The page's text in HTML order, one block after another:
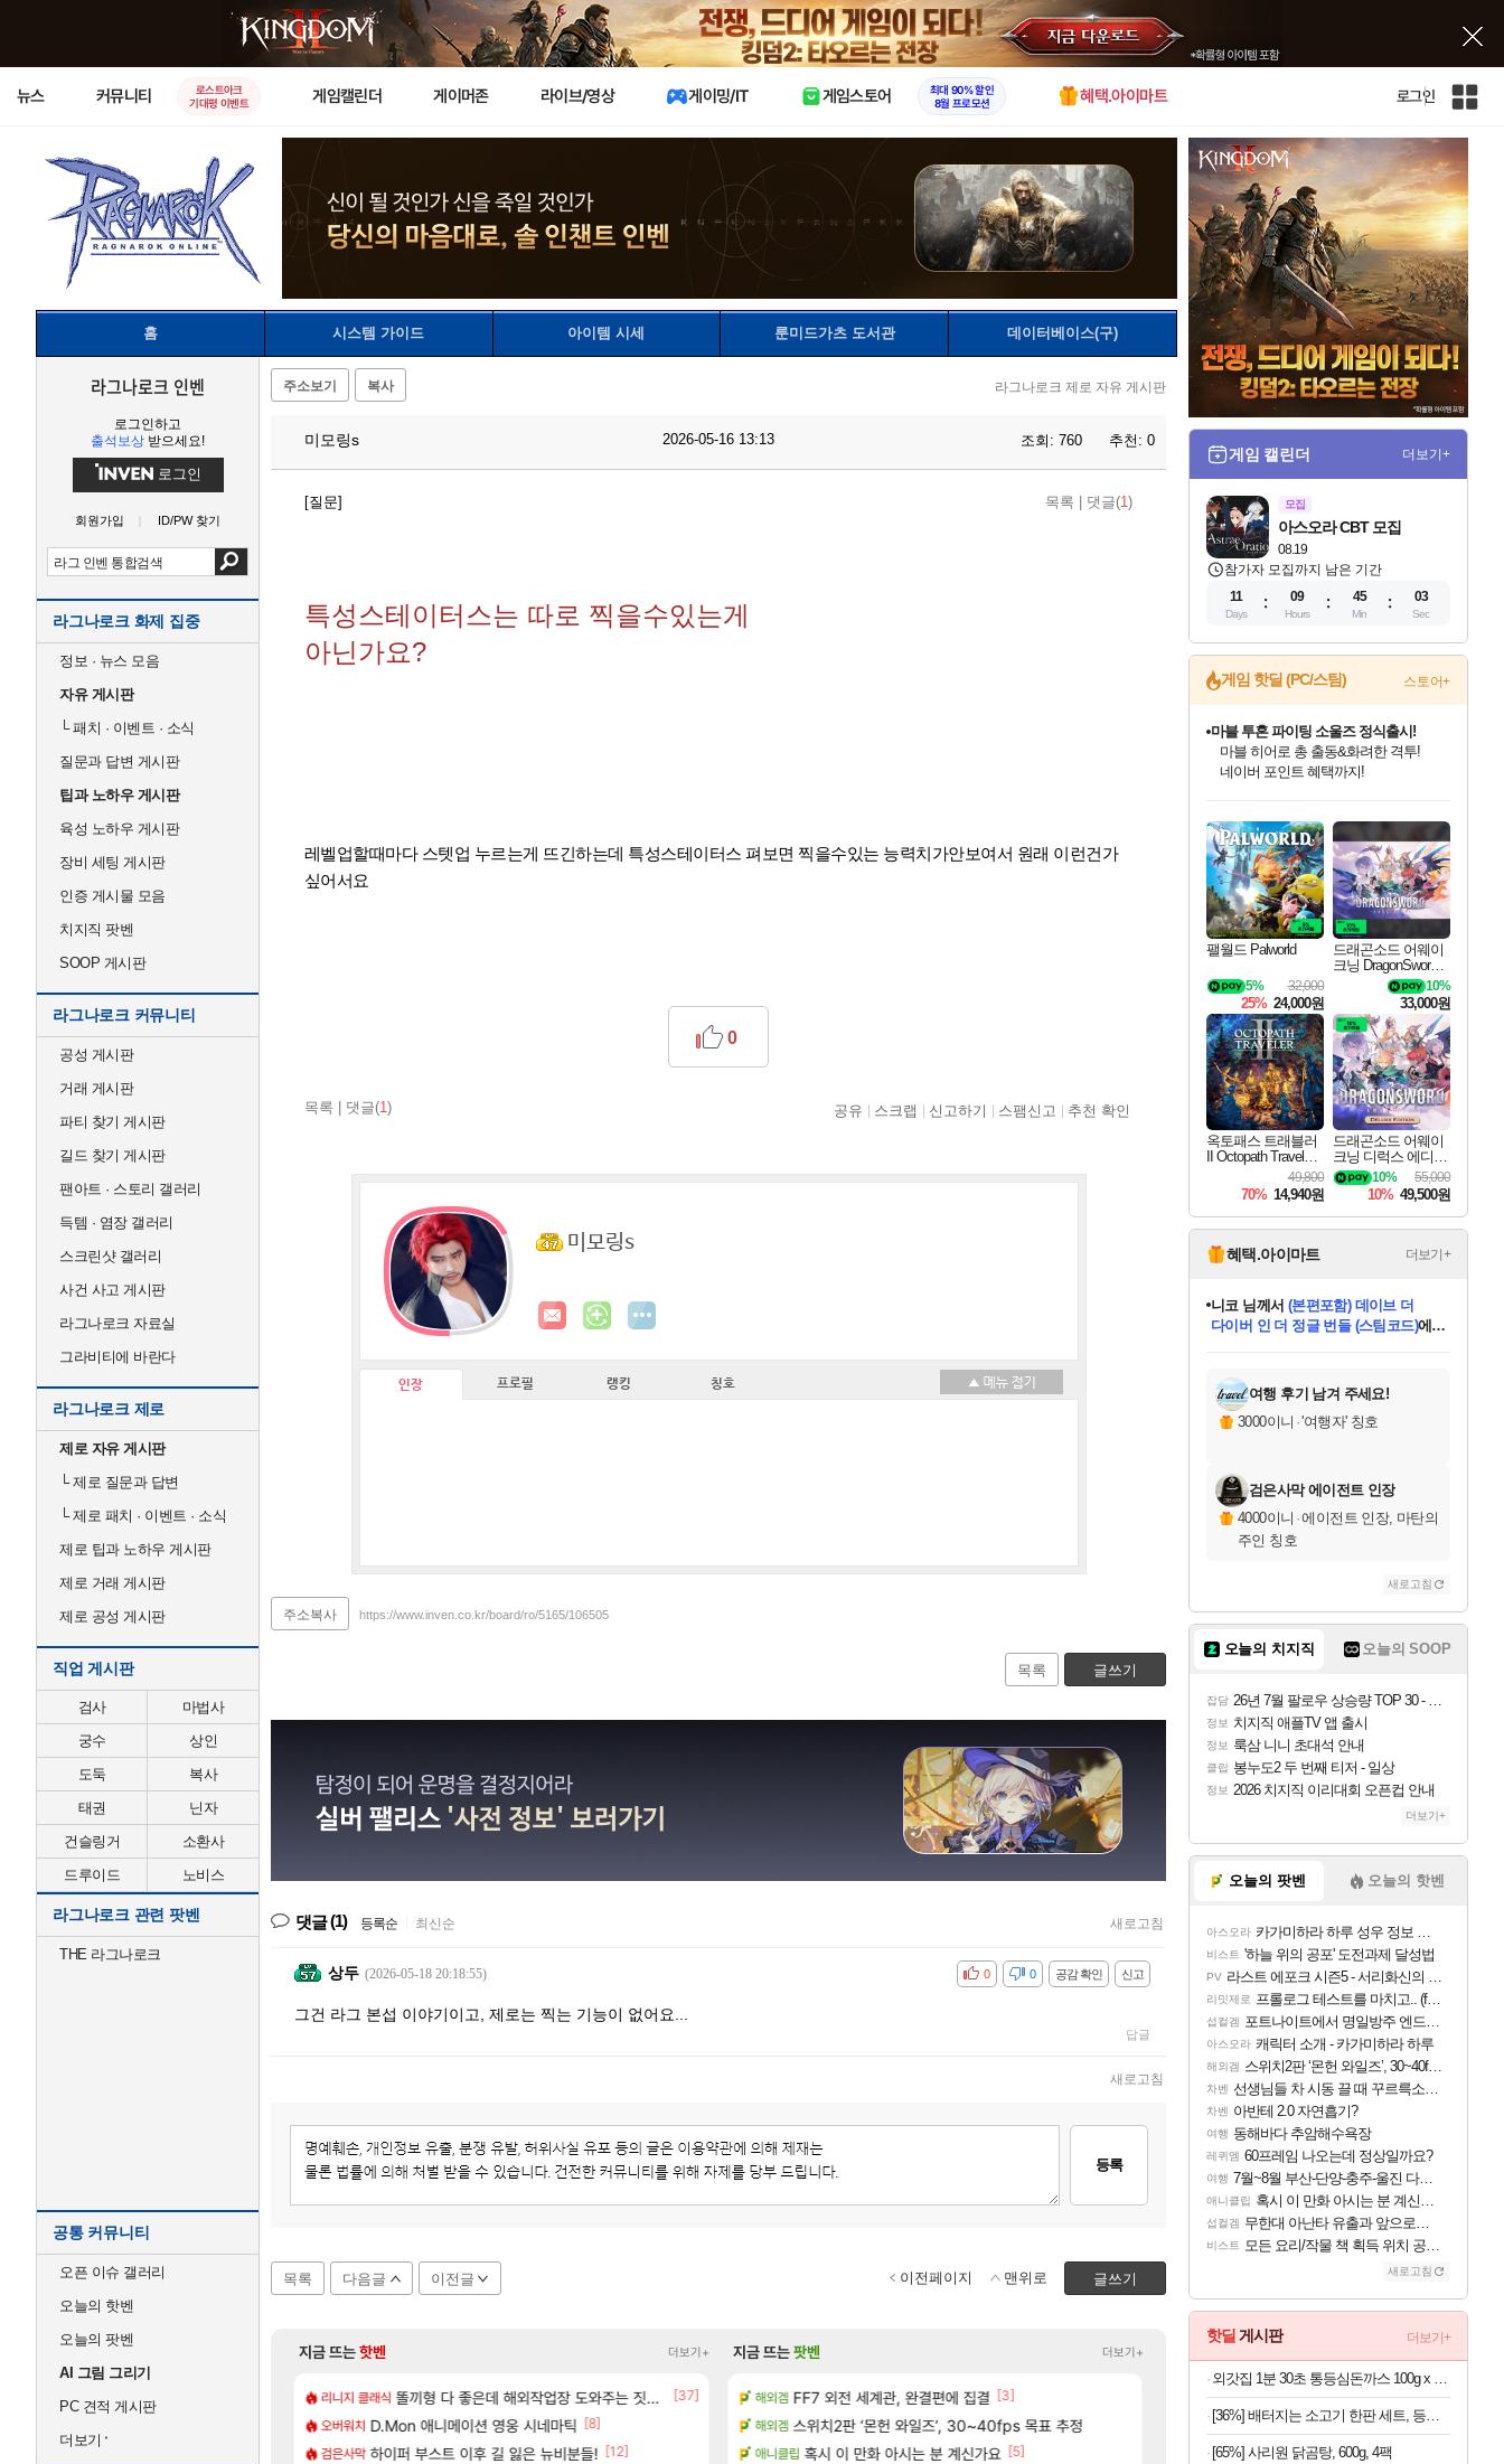
X
뉴스 커뮤니티
로스트아크
기대평 이벤트
게임캘린더 게이머존 라이브/영상 게이밍/IT 게임스토어
최대 90% 할인
8월 프로모션
혜택.아이마트 로그인
인
사
이
트
맵
홈 시스템 가이드 아이템 시세 룬미드가츠 도서관 데이터베이스(구)
라그나로크 인벤
로그인하고
출석보상 받으세요!
로그인
회원가입 ID/PW 찾기
라그나로크 화제 집중
정보 · 뉴스 모음
자유 게시판
└패치 · 이벤트 · 소식
질문과 답변 게시판
팁과 노하우 게시판
육성 노하우 게시판
장비 세팅 게시판
인증 게시물 모음
치지직 팟벤
SOOP 게시판
라그나로크 커뮤니티
공성 게시판
거래 게시판
파티 찾기 게시판
길드 찾기 게시판
팬아트 · 스토리 갤러리
득템 · 염장 갤러리
스크린샷 갤러리
사건 사고 게시판
라그나로크 자료실
그라비티에 바란다
라그나로크 제로
제로 자유 게시판
└제로 질문과 답변
└제로 패치 · 이벤트 · 소식
제로 팁과 노하우 게시판
제로 거래 게시판
제로 공성 게시판
직업 게시판
검사
마법사
궁수
상인
도둑
복사
태권
닌자
건슬링거
소환사
드루이드
노비스
라그나로크 관련 팟벤
THE 라그나로크
공통 커뮤니티
오픈 이슈 갤러리
오늘의 핫벤
오늘의 팟벤
AI 그림 그리기
PC 견적 게시판
더보기
주소보기 복사 라그나로크 제로 자유 게시판
미모링s 2026-05-16 13:13 조회: 760 추천: 0
[질문] 목록 댓글(1)
특성스테이터스는 따로 찍을수있는게
아닌가요?
레벨업할때마다 스텟업 누르는게 뜨긴하는데 특성스테이터스 펴보면 찍을수있는 능력치가안보여서 원래 이런건가
싶어서요
목록 댓글(1)
0
공유 스크랩 신고하기 스팸신고 추천 확인
미모링s
인장 프로필 랭킹 칭호
주소복사 https://www.inven.co.kr/board/ro/5165/106505
목록 글쓰기
댓글(1) 등록순 최신순 새로고침
상두 (2026-05-18 20:18:55) 신고
공감 확인
비공감 0
0
그건 라그 본섭 이야기이고, 제로는 찍는 기능이 없어요...
답글
새로고침
등록
목록 다음글 이전글 글쓰기
이전페이지 맨위로
지금 뜨는핫벤 더보기+
실검 1위인 김규원
쌀숭이임? [179]
리니지 클래식 똘끼형 다 좋은데 해외작업장 도와주는 짓은 좀 아니지않냐?
[37]
오버워치 D.Mon 애니메이션 영웅 시네마틱 [8]
검은사막 하이퍼 부스트 이후 길 잃은 뉴비분들! [12]
오버워치 메가부대는 더이상 나오기 힘들것 같다는 생각임
로아 고양이를 도구로 쓰는 인방 하꼬 스트리머 박제합니다.
로아 종자들이여, 마음껏 유린하라.jpg [52]
메이플 현재 나무위키 실검 1위인 김규원 [74]
로아 ㅇㅂ) 벨가르딘 나메 320줄 11시 유기 택틱
로아 골드 파는 게 왜 쌀숭이임? [179]
지금 뜨는팟벤 더보기+
매출 점유율 7%…글로벌 4위로 부상
패치노트 (8/5)
아스오라 아스오라 성우 정보 및 출연작 모음
아스오라 아키츠 아키나 성우 정보 및 주요 필모
비스트 모든 성소 위치 공략 (40개) - 귀환한 영혼 도전과제
해외겜 FF7 외전 세계관, 완결편에 집결 [3]
해외겜 스위치2판 ‘몬헌 와일즈’, 30~40fps 목표 추정
애니클립 혹시 이 만화 아시는 분 계신가요 [5]
해외겜 중국 CXMT, D램 매출 점유율 7%…글로벌 4위로
해외겜 AI발 원가 압박, 메인보드값 오르나
리싱크드 리싱크드 1.06 패치노트 (8/5)
게임 캘린더 더보기+
모집
08.19
아스오라 CBT 모집
참가자 모집까지 남은 기간
11
Days
09
Hours
45
Min
02
Sec
게임 핫딜 (PC/스팀) 스토어+
최대 90% 할인가를 만나보세요!
네이버혜택과 함께 만나보세요!
50%할인&추가 적립까지!
마블 투혼 파이팅 소울즈 정식출시!
마블 히어로 총 출동&화려한 격투!
네이버 포인트 혜택까지!
이니&베니 혜택까지!
네이버 혜택가와 함께 예약하세요!
할인&네이버혜택으로 만나보세요!
네이버페이 혜택과 만나보세요!
40주년 프로모션으로 만나보세요!
할인가에 만나보세요!
일부 에디션 상시 할인!
혜택으로 예약 판매 중
편안하게 충전하세요
팰월드 Palworld
32,000
5%
25% 24,000원
드래곤소드 어웨이
크닝 DragonSword A
10%
33,000원
옥토패스 트래블러
II Octopath Traveler I
49,800
70% 14,940원
드래곤소드 어웨이
크닝 디럭스 에디션
DragonSword Awake
ning Deluxe Edition
55,000
10%
10% 49,500원
혜택.아이마트 더보기+
교환.
당첨되셨습니다.
니코님께서 (본편포함) 데이브 더
다이버 인 더 정글 번들 (스팀코드)에
당첨되셨습니다.
당첨되셨습니다.
당첨되셨습니다.
당첨되셨습니다.
당첨되셨습니다.
에디션 (스팀코드) 를 교환.
당첨되셨습니다.
여행 후기 남겨 주세요!
3000이니 ·'여행자' 칭호
검은사막 에이전트 인장
4000이니 ·에이전트 인장, 마탄의
주인 칭호
새로고침
오늘의 치지직 오늘의 SOOP
잡담 26년 7월 팔로우 상승량 TOP 30 - 월간 치지직
정보 치지직 애플TV 앱 출시
정보 룩삼 니니 초대석 안내
클립 봉누도2 두 번째 티저 - 일상
정보 2026 치지직 이리대회 오픈컵 안내
더보기+
오늘의 팟벤 오늘의 핫벤
아스오라 카가미하라 하루 성우 정보 및 주요 필모
비스트 '하늘 위의 공포' 도전과제 달성법
PV 라스트 에포크 시즌5 - 서리화신의 분노 티저
리밋제로 프롤로그 테스트를 마치고.. (feat. 리아)
섭컬겜 포트나이트에서 명일방주 엔드필드 [펠리카] 판매 예정
아스오라 캐릭터 소개 - 카가미하라 하루
해외겜 스위치2판 ‘몬헌 와일즈’, 30~40fps 목표 추정
차벤 선생님들 차 시동 끌 때 꾸르륵소리나는데
차벤 아반테 2.0 자연흡기?
여행 동해바다 추암해수욕장
레퀴엠 60프레임 나오는데 정상일까요?
여행 7월~8월 부산-단양-충주-울진 다녀왔어요~
애니클립 혹시 이 만화 아시는 분 계신가요
섭컬겜 무한대 아난타 유출과 앞으로의 예상 (루머)
비스트 모든 요리/작물 책 획득 위치 공략 (36개) - 미식가 도전과제
새로고침
핫딜 게시판 더보기+
외갓집 1분 30초 통등심돈까스 100g x 5p + 소스 30g x 5p 세트 (냉동)
[36%] 배터지는 소고기 한판 세트, 등심살 300g + 살치살 200g + 부채살 200g + 갈비살 200g + 우삼겹 300g, 1.2kg, 1세트
[65%] 사리원 닭곰탕, 600g, 4팩